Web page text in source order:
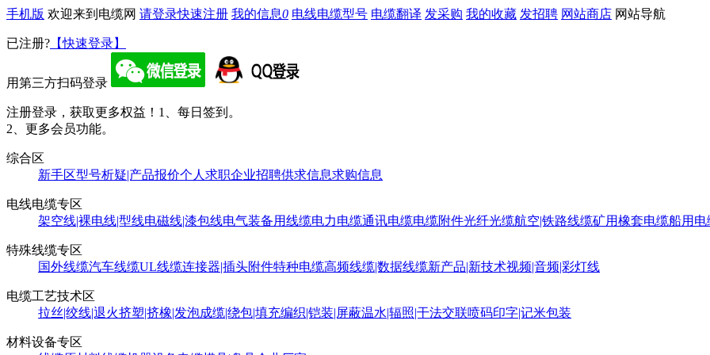
手机版 欢迎来到电缆网 请登录快速注册 我的信息0 电线电缆型号 电缆翻译 发采购 我的收藏 发招聘 网站商店 网站导航
已注册? 【快速登录】
用第三方扫码登录
注册登录，获取更多权益！ 1、每日签到。
2、更多会员功能。
综合区
新手区型号析疑|产品报价个人求职企业招聘供求信息求购信息
电线电缆专区
架空线|裸电线|型线电磁线|漆包线电气装备用线缆电力电缆通讯电缆电缆附件光纤光缆航空|铁路线缆矿用橡套电缆船用电
特殊线缆专区
国外线缆汽车线缆UL线缆连接器|插头附件特种电缆高频线缆|数据线缆新产品|新技术视频|音频|彩灯线
电缆工艺技术区
拉丝|绞线|退火挤塑|挤橡|发泡成缆|绕包|填充编织|铠装|屏蔽温水|辐照|干法交联喷码印字|记米包装
材料设备专区